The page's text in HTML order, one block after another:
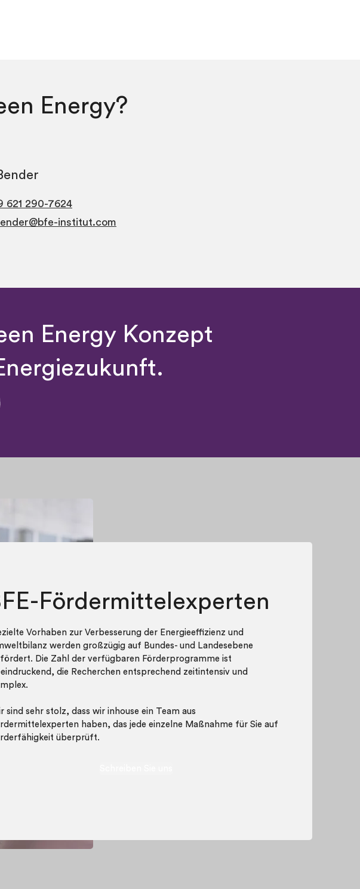
Energy?
621 290-7624
institut.com
Energy Konzept
Fördermittelexperten
Vorhaben zur Verbesserung der Energieeffizienz und
werden großzügig auf Bundes- und Landesebene
Die Zahl der verfügbaren Förderprogramme ist
die Recherchen entsprechend zeitintensiv und
sind sehr stolz, dass wir inhouse ein Team aus
haben, das jede einzelne Maßnahme für Sie auf
überprüft.